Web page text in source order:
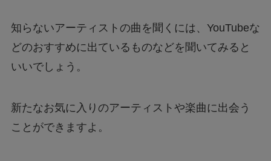
知らないアーティストの曲を聞くには、YouTubeな
どのおすすめに出ているものなどを聞いてみると
いいでしょう。
新たなお気に入りのアーティストや楽曲に出会う
ことができますよ。